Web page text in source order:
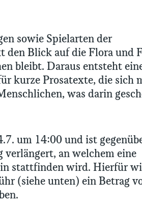
sowie Spielarten der
Blick auf die Flora und
bleibt. Daraus entsteht
kurze Prosatexte, die sich
was darin
um 14:00 und ist
verlängert, an welchem eine
stattfinden wird. Hierfür
(siehe unten) ein Betrag